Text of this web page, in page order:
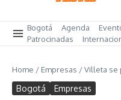
Bogotá Agenda
Patrocinadas
Home / Empresas /Villeta se
Bogotá Empresas